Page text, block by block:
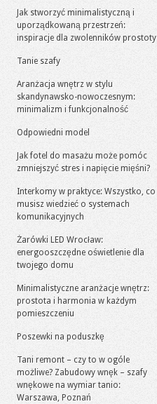
Jak stworzyć minimalistyczną i
uporządkowaną przestrzeń:
inspiracje dla zwolenników prostoty
Tanie szafy
Aranżacja wnętrz w stylu
skandynawsko-nowoczesnym:
minimalizm i funkcjonalność
Odpowiedni model
Jak fotel do masażu może pomóc
zmniejszyć stres i napięcie mięśni?
Interkomy w praktyce: Wszystko, co
musisz wiedzieć o systemach
komunikacyjnych
Żarówki LED Wrocław:
energooszczędne oświetlenie dla
twojego domu
Minimalistyczne aranżacje wnętrz:
prostota i harmonia w każdym
pomieszczeniu
Poszewki na poduszkę
Tani remont – czy to w ogóle
możliwe? Zabudowy wnęk – szafy
wnękowe na wymiar tanio:
Warszawa, Poznań